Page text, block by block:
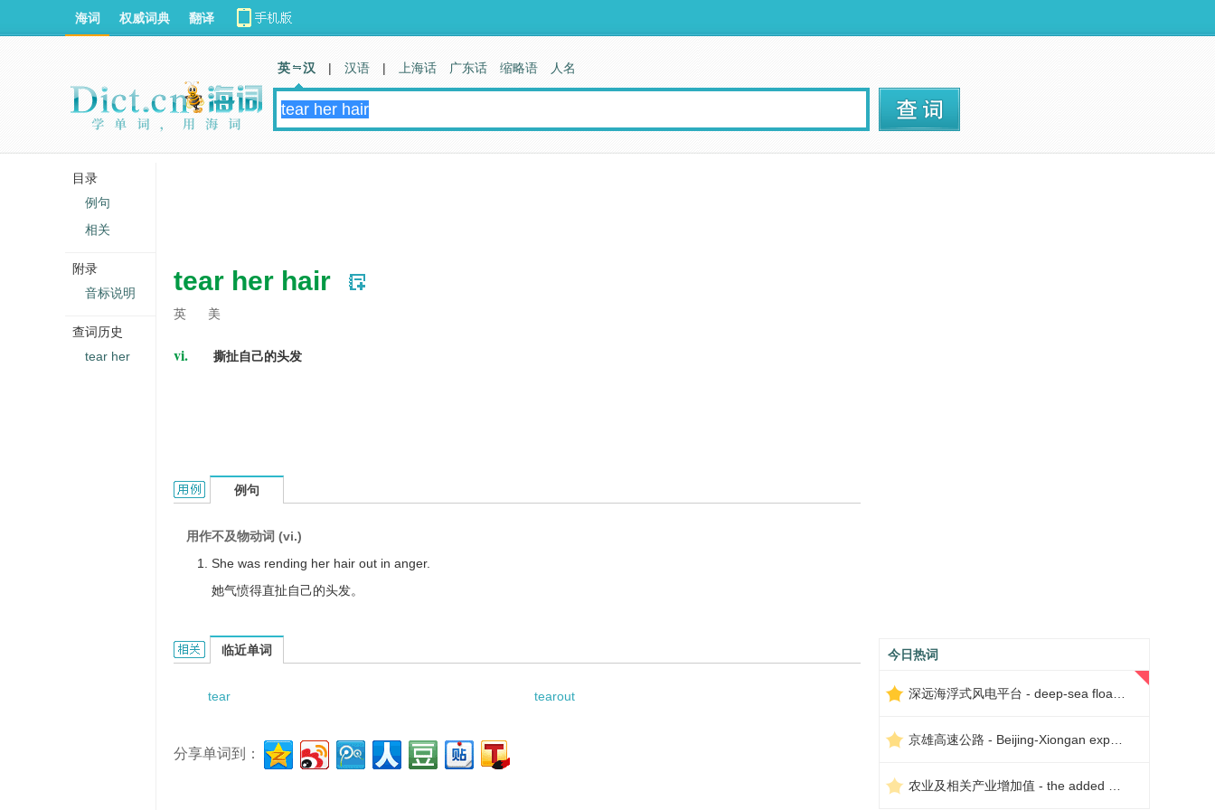
tear her hair
英 美
vi. 撕扯自己的头发
tear her hair的用法和样例：
例句
用作不及物动词 (vi.)
She was rending her hair out in anger.
她气愤得直扯自己的头发。
tear her hair的相关资料：
临近单词
tear tearout
分享单词到：
今日热词
海词 权威词典 翻译
英 汉 | 汉语 | 上海话 广东话 缩略语 人名
目录
例句
相关
附录
音标说明
查词历史
tear her